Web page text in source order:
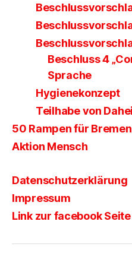
Beschluss 4
Sprache
Hygienekonzept
Teilhabe von
50 Rampen für Bremen
Aktion Mensch
Datenschutzerklärung
Impressum
Link zur facebook Seite